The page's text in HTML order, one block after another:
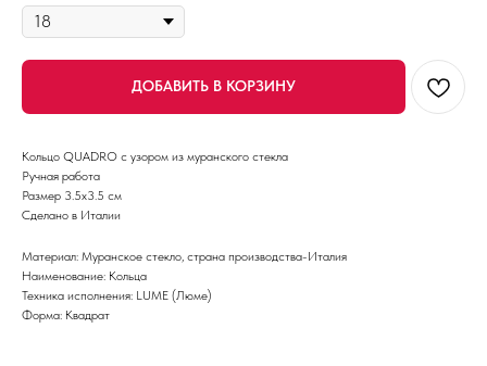
ДОБАВИТЬ В КОРЗИНУ
Кольцо QUADRO с узором из муранского стекла
Ручная работа
Размер 3.5х3.5 см
Сделано в Италии
Материал: Муранское стекло, страна производства-Италия
Наименование: Кольца
Техника исполнения: LUME (Люме)
Форма: Квадрат